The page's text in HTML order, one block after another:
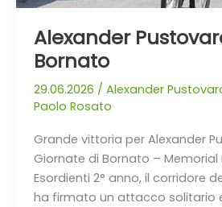
Alexander
Bornato
29.06.2026 / Alexander
Paolo Rosato
Grande vittoria per Alexander
Giornate di Bornato – Memorial
Esordienti 2° anno, il corridore
ha firmato un attacco solitario e